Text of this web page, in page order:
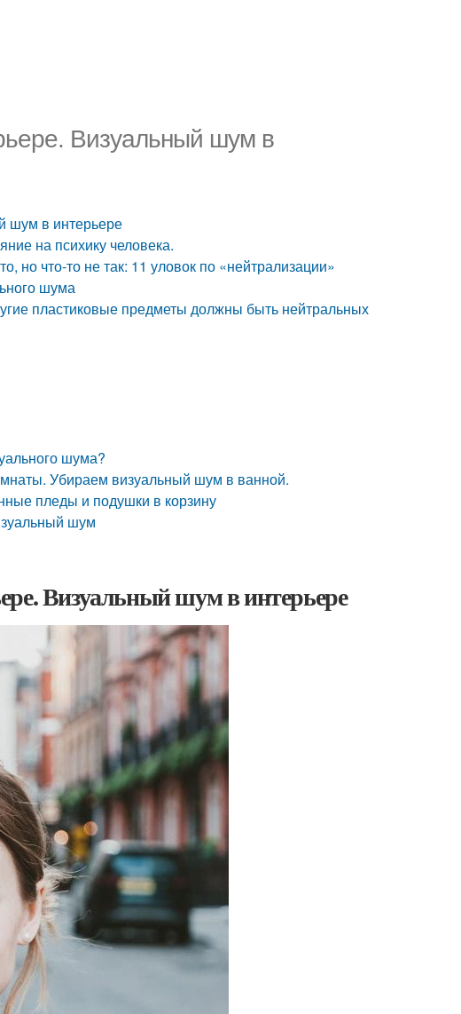
Визуальный шум в
шум в интерьере
на психику человека.
но что-то не так: 11 уловок по «нейтрализации»
шума
пластиковые предметы должны быть нейтральных
шума?
Убираем визуальный шум в ванной.
пледы и подушки в корзину
шум
Визуальный шум в интерьере